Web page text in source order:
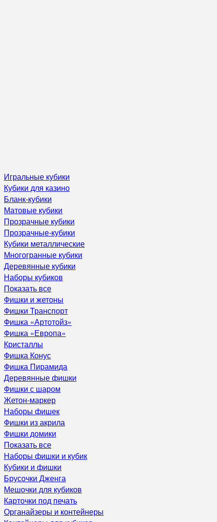
Игральные кубики
Кубики для казино
Бланк-кубики
Матовые кубики
Прозрачные кубики
Прозрачные-кубики
Кубики металлические
Многогранные кубики
Деревянные кубики
Наборы кубиков
Показать все
Фишки и жетоны
Фишки Транспорт
Фишка «Артотойз»
Фишка «Европа»
Кристаллы
Фишка Конус
Фишка Пирамида
Деревянные фишки
Фишки с шаром
Жетон-маркер
Наборы фишек
Фишки из акрила
Фишки домики
Показать все
Наборы фишки и кубик
Кубики и фишки
Брусочки Дженга
Мешочки для кубиков
Карточки под печать
Органайзеры и контейнеры